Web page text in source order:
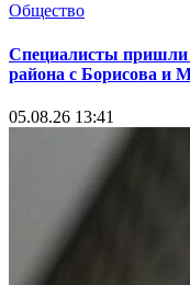
Общество
Специалисты
района с Борисова и
05.08.26 13:41